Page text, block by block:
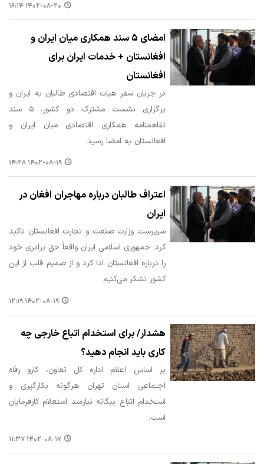
۱۴۰۲-۰۸-۲۰ ۱۶:۱۴
امضای ۵ سند همکاری میان ایران و
افغانستان + خدمات ایران برای
افغانستان
در جریان سفر هیات اقتصادی طالبان به ایران و
برگزاری نشست مشترک دو کشور، ۵ سند
تفاهمنامه همکاری اقتصادی میان ایران و
افغانستان به امضا رسید.
۱۴۰۲-۰۸-۱۹ ۱۴:۲۸
اعتراف طالبان درباره مهاجران افغان در
ایران
سرپرست وزارت صنعت و تجارت افغانستان تاکید
کرد: جمهوری اسلامی ایران واقعاً حق برادری خود
را درباره افغانستان ادا کرد و از صمیم قلب از این
کشور تشکر می‌کنیم
۱۴۰۲-۰۸-۱۹ ۱۲:۱۹
هشدار/ برای استخدام اتباع خارجی چه
کاری باید انجام دهید؟
بر اساس اعلام اداره کل تعاون، کارو رفاه
اجتماعی استان تهران هرگونه بکارگیری و
استخدام اتباع بیگانه نیازمند استعلام کارفرمایان
است.
۱۴۰۲-۰۸-۱۷ ۱۱:۳۷